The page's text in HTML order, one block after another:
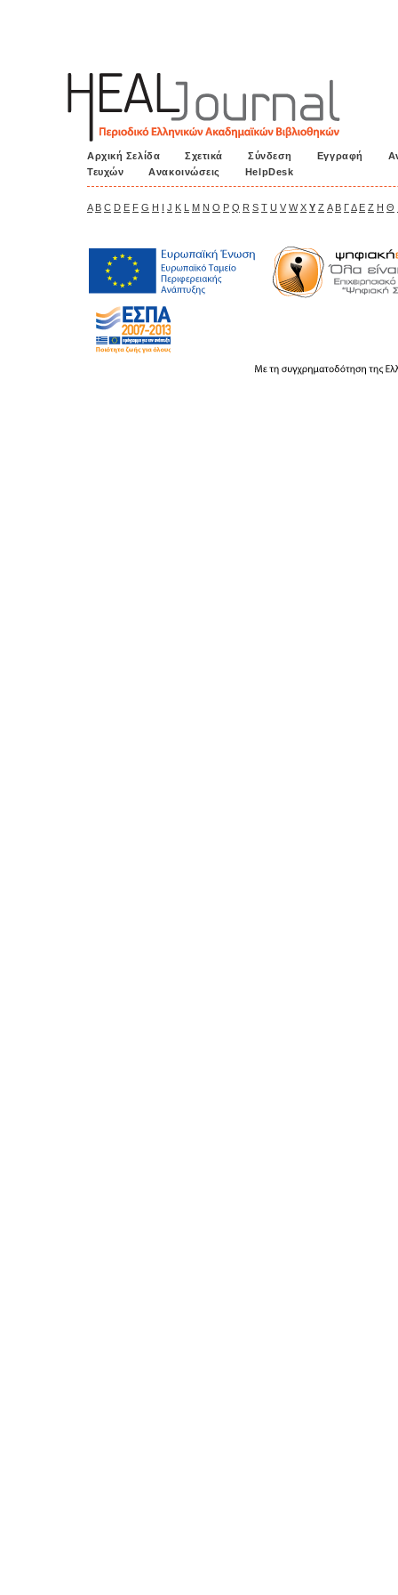
Αρχική Σελίδα Σχετικά Σύνδεση Εγγραφή
Τευχών
Ανακοινώσεις HelpDesk
A B C D E F G H I J K L M N O P Q R S T U V W X Y Z Α Β ΓΔ Ε Ζ Η Θ